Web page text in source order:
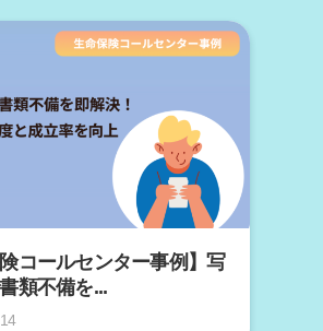
険コールセンター事例】写
類不備を...